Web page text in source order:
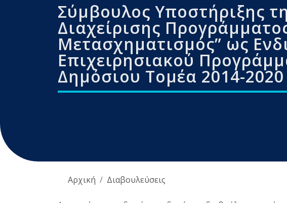
Σύμβουλος Υποστήριξης
Διαχείρισης
Μετασχηματισμός” ως
Επιχειρησιακού
Δημόσιου Τομέα 2014-2020
Αρχική Διαβουλεύσεις